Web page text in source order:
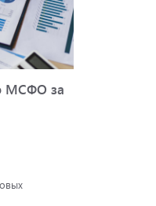
МСФО за